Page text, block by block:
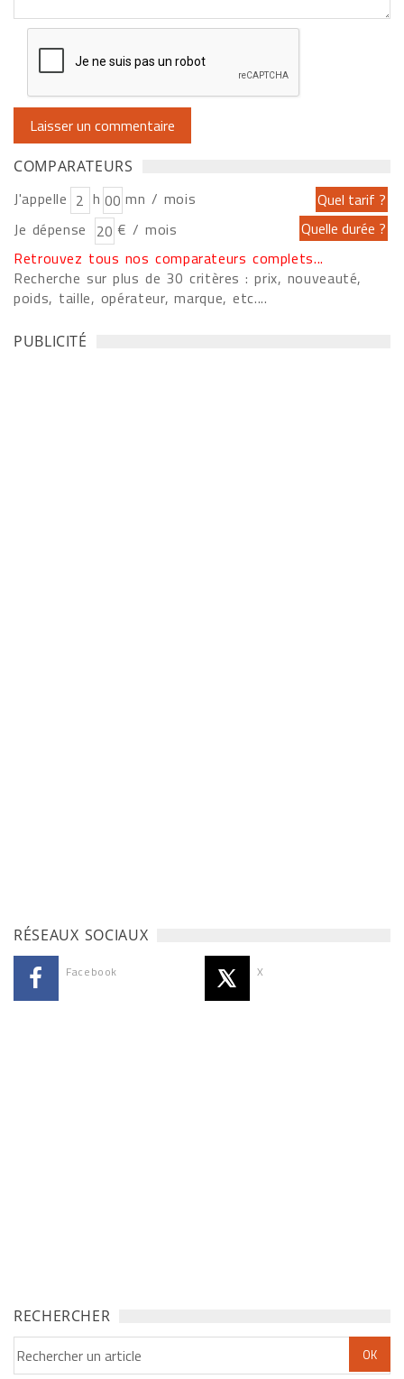
COMPARATEURS
J'appelle h
mn / mois
Je dépense
€ / mois
Retrouvez tous nos comparateurs complets...
Recherche sur plus de 30 critères : prix, nouveauté,
poids, taille, opérateur, marque, etc....
PUBLICITÉ
RÉSEAUX SOCIAUX
Facebook X
RECHERCHER